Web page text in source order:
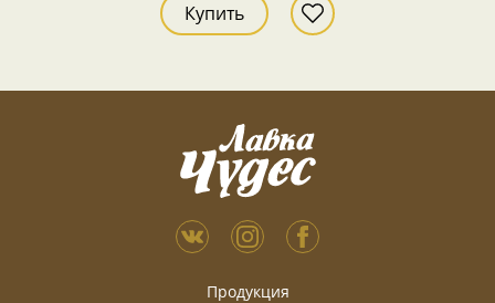
Купить
Продукция